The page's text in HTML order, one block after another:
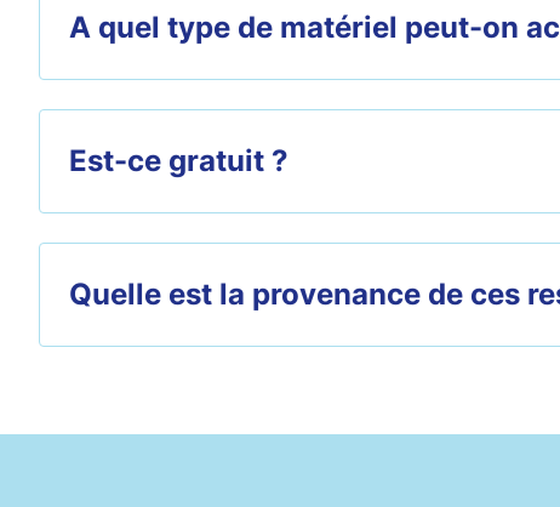
A quel type de matériel peut-on
Est-ce gratuit ?
Quelle est la provenance de ces